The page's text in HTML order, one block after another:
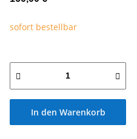
sofort bestellbar
In den Warenkorb